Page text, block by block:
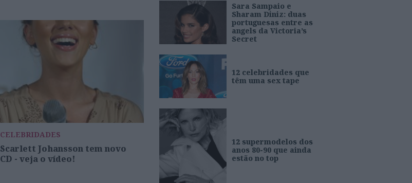
CELEBRIDADES
Scarlett Johansson tem novo
CD - veja o vídeo!
Sara Sampaio e
Sharam Diniz: duas
portuguesas entre as
angels da Victoria’s
Secret
12 celebridades que
têm uma sex tape
12 supermodelos dos
anos 80-90 que ainda
estão no top